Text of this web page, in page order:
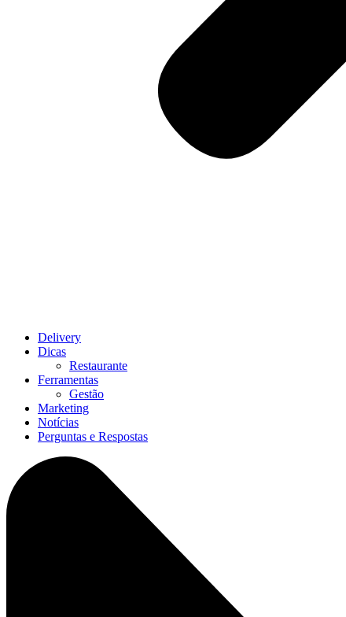
Delivery
Dicas
Restaurante
Ferramentas
Gestão
Marketing
Notícias
Perguntas e Respostas